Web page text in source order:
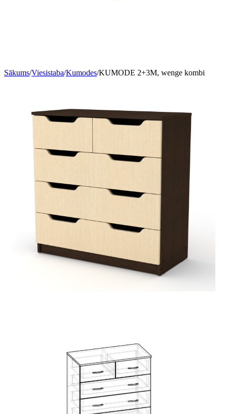
Sākums/Viesistaba/Kumodes/KUMODE 2+3M, wenge kombi